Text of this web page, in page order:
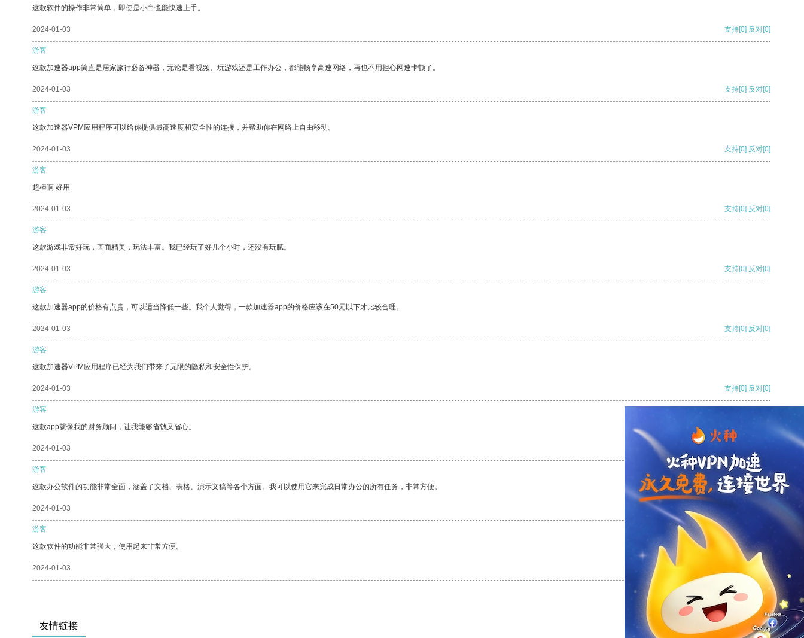
这款软件的操作非常简单，即使是小白也能快速上手。
2024-01-03 支持[0] 反对[0]
游客
这款加速器app简直是居家旅行必备神器，无论是看视频、玩游戏还是工作办公，都能畅享高速网络，再也不用担心网速卡顿了。
2024-01-03 支持[0] 反对[0]
游客
这款加速器VPM应用程序可以给你提供最高速度和安全性的连接，并帮助你在网络上自由移动。
2024-01-03 支持[0] 反对[0]
游客
超棒啊 好用
2024-01-03 支持[0] 反对[0]
游客
这款游戏非常好玩，画面精美，玩法丰富。我已经玩了好几个小时，还没有玩腻。
2024-01-03 支持[0] 反对[0]
游客
这款加速器app的价格有点贵，可以适当降低一些。我个人觉得，一款加速器app的价格应该在50元以下才比较合理。
2024-01-03 支持[0] 反对[0]
游客
这款加速器VPM应用程序已经为我们带来了无限的隐私和安全性保护。
2024-01-03 支持[0] 反对[0]
游客
这款app就像我的财务顾问，让我能够省钱又省心。
2024-01-03
游客
这款办公软件的功能非常全面，涵盖了文档、表格、演示文稿等各个方面。我可以使用它来完成日常办公的所有任务，非常方便。
2024-01-03 反对
游客
这款软件的功能非常强大，使用起来非常方便。
2024-01-03 反对[0]
友情链接